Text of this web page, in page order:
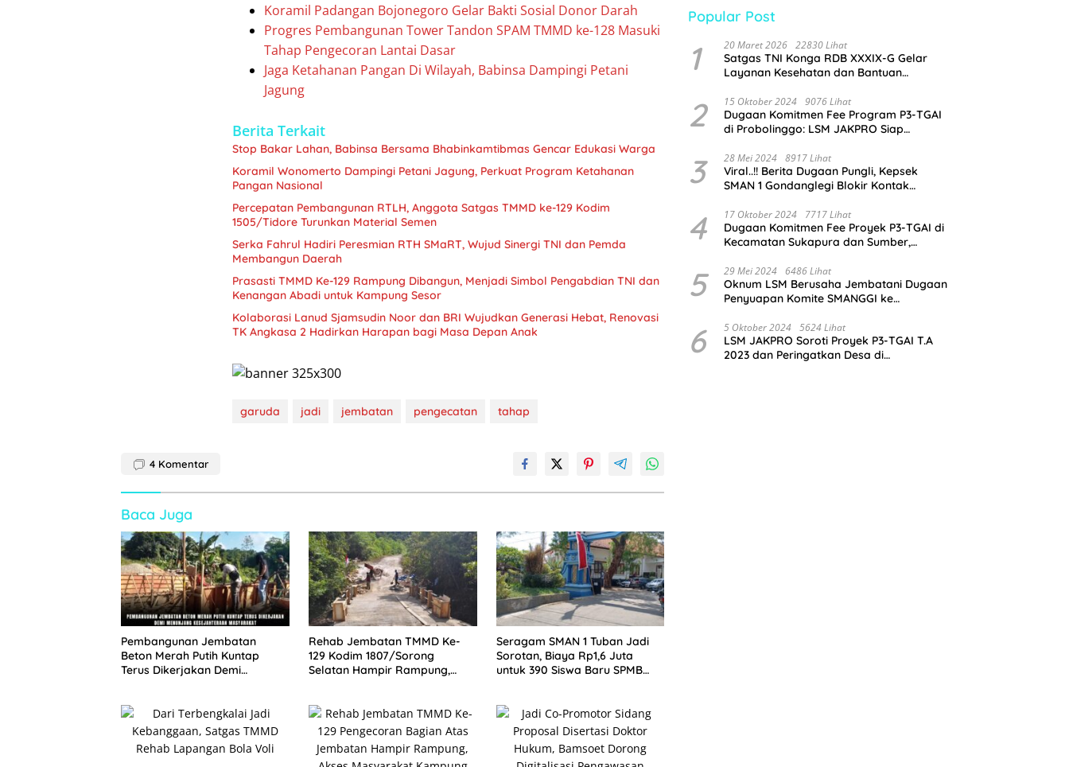
Koramil Padangan Bojonegoro Gelar Bakti Sosial Donor Darah
Progres Pembangunan Tower Tandon SPAM TMMD ke-128 Masuki
Tahap Pengecoran Lantai Dasar
Jaga Ketahanan Pangan Di Wilayah, Babinsa Dampingi Petani
Jagung
Berita Terkait
Stop Bakar Lahan, Babinsa Bersama Bhabinkamtibmas Gencar Edukasi Warga
Koramil Wonomerto Dampingi Petani Jagung, Perkuat Program Ketahanan
Pangan Nasional
Percepatan Pembangunan RTLH, Anggota Satgas TMMD ke-129 Kodim
1505/Tidore Turunkan Material Semen
Serka Fahrul Hadiri Peresmian RTH SMaRT, Wujud Sinergi TNI dan Pemda
Membangun Daerah
Prasasti TMMD Ke-129 Rampung Dibangun, Menjadi Simbol Pengabdian TNI dan
Kenangan Abadi untuk Kampung Sesor
Kolaborasi Lanud Sjamsudin Noor dan BRI Wujudkan Generasi Hebat, Renovasi
TK Angkasa 2 Hadirkan Harapan bagi Masa Depan Anak
garuda jadi jembatan pengecatan tahap
4 Komentar
Baca Juga
Pembangunan Jembatan
Beton Merah Putih Kuntap
Terus Dikerjakan Demi
Rehab Jembatan TMMD Ke-
129 Kodim 1807/Sorong
Selatan Hampir Rampung,
Sesor
Seragam SMAN 1 Tuban Jadi
Sorotan, Biaya Rp1,6 Juta
untuk 390 Siswa Baru SPMB
Popular Post
1 20 Maret 2026 22830 Lihat
Satgas TNI Konga RDB XXXIX-G Gelar
Layanan Kesehatan dan Bantuan
2 15 Oktober 2024 9076 Lihat
Dugaan Komitmen Fee Program P3-TGAI
di Probolinggo: LSM JAKPRO Siap
3 28 Mei 2024 8917 Lihat
Viral..!! Berita Dugaan Pungli, Kepsek
SMAN 1 Gondanglegi Blokir Kontak
4 17 Oktober 2024 7717 Lihat
Dugaan Komitmen Fee Proyek P3-TGAI di
Kecamatan Sukapura dan Sumber,
Sikap
5 29 Mei 2024 6486 Lihat
Oknum LSM Berusaha Jembatani Dugaan
Penyuapan Komite SMANGGI ke
Juta
6 5 Oktober 2024 5624 Lihat
LSM JAKPRO Soroti Proyek P3-TGAI T.A
2023 dan Peringatkan Desa di